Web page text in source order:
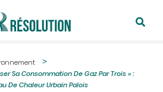
Sa Consommation De Gaz Par Trois » :
De Chaleur Urbain Palois